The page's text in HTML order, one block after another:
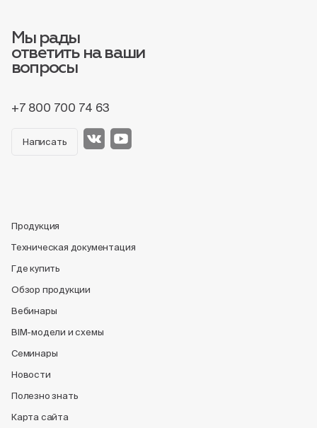
Мы рады
ответить на ваши
вопросы
+7 800 700 74 63
Написать
Продукция
Техническая документация
Где купить
Обзор продукции
Вебинары
BIM-модели и схемы
Семинары
Новости
Полезно знать
Карта сайта